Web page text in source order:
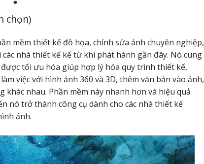
chọn)
mềm thiết kế đồ họa, chỉnh sửa ảnh chuyên nghiệp,
nhà thiết kế kể từ khi phát hành gần đây. Nó cung
tối ưu hóa giúp hợp lý hóa quy trình thiết kế,
việc với hình ảnh 360 và 3D, thêm văn bản vào ảnh,
nhau. Phần mềm này nhanh hơn và hiệu quả
nó trở thành công cụ dành cho các nhà thiết kế
ảnh.